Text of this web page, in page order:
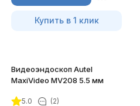
Купить в 1 клик
Видеоэндоскоп Autel
MaxiVideo MV208 5.5 мм
5.0 (2)